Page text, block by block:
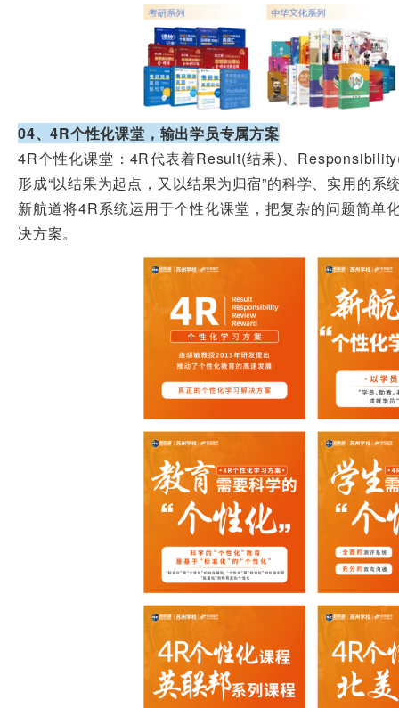
04、4R个性化课堂，输出学员专属方案
4R个性化课堂：4R代表着Result(结果)、
形成“以结果为起点，又以结果为归宿”的科学、实用的系
新航道将4R系统运用于个性化课堂，把复杂的问题简单
决方案。